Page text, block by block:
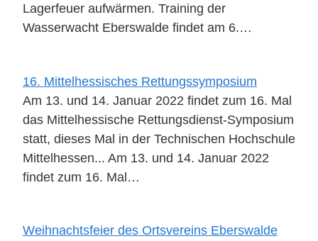
Lagerfeuer aufwärmen. Training der
Wasserwacht Eberswalde findet am 6.…
16. Mittelhessisches Rettungssymposium
Am 13. und 14. Januar 2022 findet zum 16. Mal
das Mittelhessische Rettungsdienst-Symposium
statt, dieses Mal in der Technischen Hochschule
Mittelhessen... Am 13. und 14. Januar 2022
findet zum 16. Mal…
Weihnachtsfeier des Ortsvereins Eberswalde